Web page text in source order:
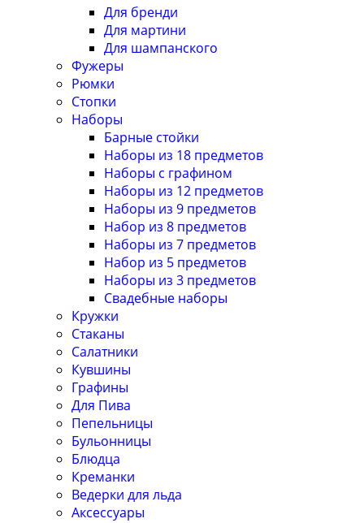
Для бренди
Для мартини
Для шампанского
Фужеры
Рюмки
Стопки
Наборы
Барные стойки
Наборы из 18 предметов
Наборы с графином
Наборы из 12 предметов
Наборы из 9 предметов
Набор из 8 предметов
Наборы из 7 предметов
Набор из 5 предметов
Наборы из 3 предметов
Свадебные наборы
Кружки
Стаканы
Салатники
Кувшины
Графины
Для Пива
Пепельницы
Бульонницы
Блюдца
Креманки
Ведерки для льда
Аксессуары